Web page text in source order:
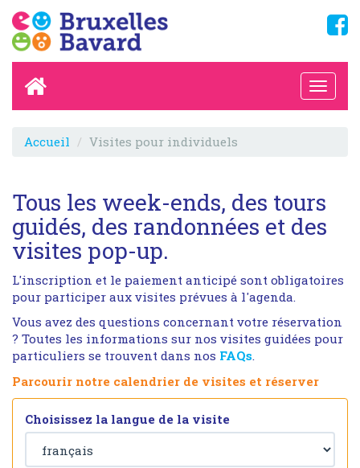
Accueil Visites pour individuels
Tous les week-ends, des tours
guidés, des randonnées et des
visites pop-up.
L'inscription et le paiement anticipé sont obligatoires
pour participer aux visites prévues à l'agenda.
Vous avez des questions concernant votre réservation
? Toutes les informations sur nos visites guidées pour
particuliers se trouvent dans nos FAQs.
Parcourir notre calendrier de visites et réserver
Choisissez la langue de la visite